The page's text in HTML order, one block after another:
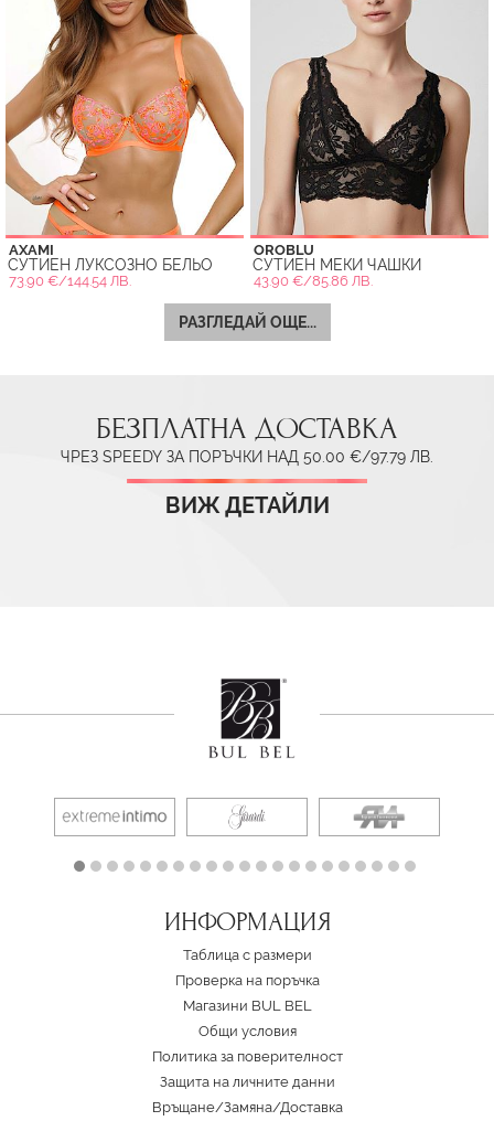
AXAMI
СУТИЕН ЛУКСОЗНО БЕЛЬО
73.90 €/144.54 ЛВ.
OROBLU
СУТИЕН МЕКИ ЧАШКИ
43.90 €/85.86 ЛВ.
РАЗГЛЕДАЙ ОЩЕ...
БЕЗПЛАТНА ДОСТАВКА
ЧРЕЗ SPEEDY ЗА ПОРЪЧКИ НАД 50.00 €/97.79 ЛВ.
ВИЖ ДЕТАЙЛИ
ИНФОРМАЦИЯ
Таблица с размери
Проверка на поръчка
Магазини BUL BEL
Oбщи условия
Политика за поверителност
Защита на личните данни
Връщане/Замяна/Доставка